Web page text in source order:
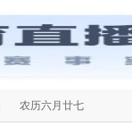
农历六月廿七